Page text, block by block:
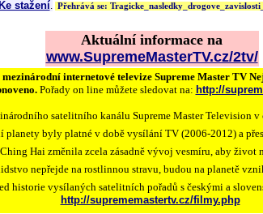
Ke stažení. Přehrává se:
Aktuální informace na
www.SupremeMasterTV.cz/2tv/
internetové televize Supreme Master TV
Pořady on line můžete sledovat na: http://
satelitního kanálu Supreme Master Television v
planety byly platné v době vysílání TV (2006-2012) a
Hai změnila zcela zásadně vývoj vesmíru, aby život
nepřejde na rostlinnou stravu, budou na planetě
historie vysílaných satelitních pořadů s českými a
http://suprememastertv.cz/filmy.php